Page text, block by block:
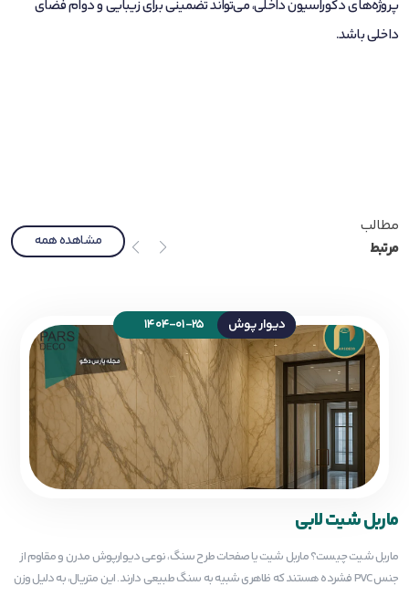
پروژه‌های دکوراسیون داخلی، می‌تواند تضمینی برای زیبایی و دوام فضای
داخلی باشد.
مطالب
مرتبط
مشاهده همه
دیوار پوش 1404-01-25
ماربل شیت لابی
ماربل شیت چیست؟ ماربل شیت یا صفحات طرح سنگ، نوعی دیوارپوش مدرن و مقاوم از
جنس PVC فشرده هستند که ظاهری شبیه به سنگ طبیعی دارند. این متریال، به دلیل وزن